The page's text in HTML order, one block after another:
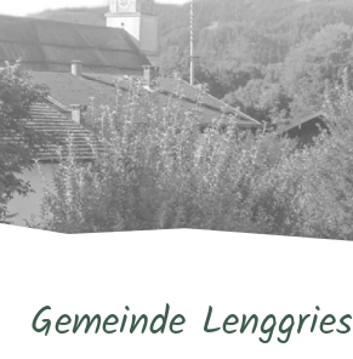
Gemeinde Lenggries